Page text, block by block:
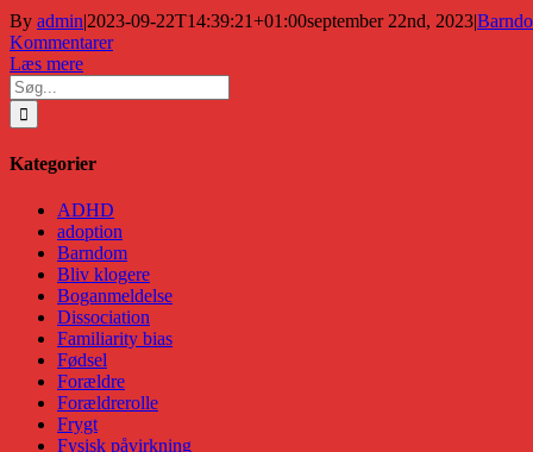
By admin|2023-09-22T14:39:21+01:00september 22nd, 2023|
Kommentarer
Læs mere
Søg
efter:
Kategorier
ADHD
adoption
Barndom
Bliv klogere
Boganmeldelse
Dissociation
Familiarity bias
Fødsel
Forældre
Forældrerolle
Frygt
Fysisk påvirkning